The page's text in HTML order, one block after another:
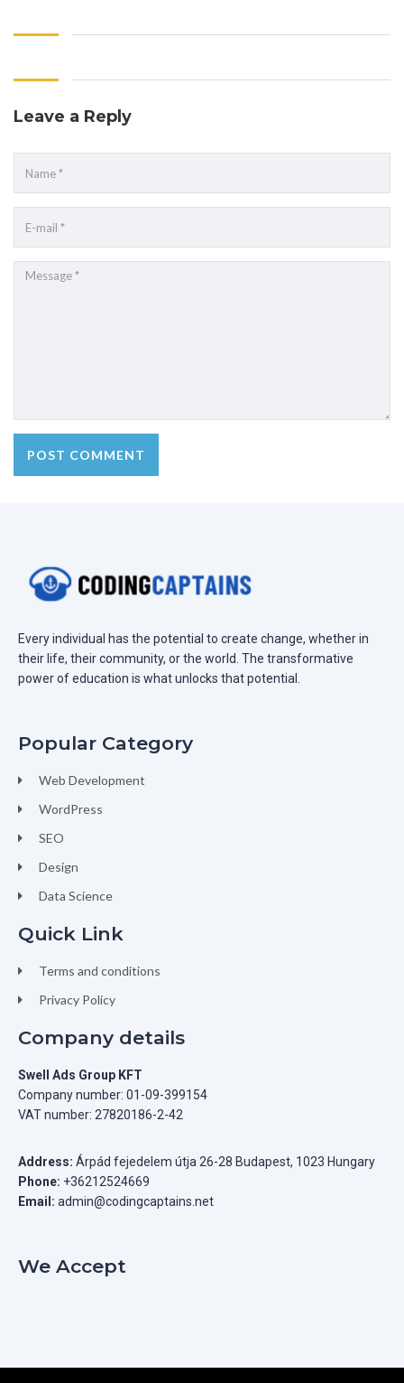
Leave a Reply
Every individual has the potential to create change, whether in
their life, their community, or the world. The transformative
power of education is what unlocks that potential.
Popular Category
Web Development
WordPress
SEO
Design
Data Science
Quick Link
Terms and conditions
Privacy Policy
Company details
Swell Ads Group KFT
Company number: 01-09-399154
VAT number: 27820186-2-42
Address: Árpád fejedelem útja 26-28 Budapest, 1023 Hungary
Phone: +36212524669
Email: admin@codingcaptains.net
We Accept